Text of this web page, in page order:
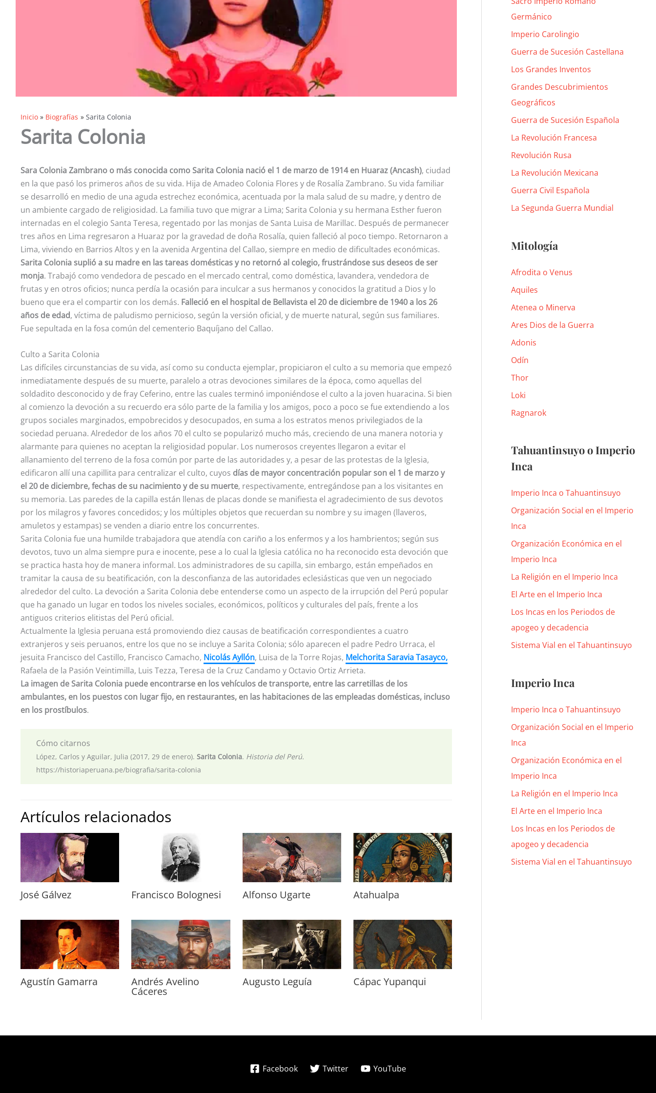
Inicio Biografías Sarita Colonia
Sarita Colonia
Sara Colonia Zambrano o más conocida como Sarita Colonia nació el 1 de marzo de 1914 en Huaraz (Ancash), ciudad
en la que pasó los primeros años de su vida. Hija de Amadeo Colonia Flores y de Rosalía Zambrano. Su vida familiar
se desarrolló en medio de una aguda estrechez económica, acentuada por la mala salud de su madre, y dentro de
un ambiente cargado de religiosidad. La familia tuvo que migrar a Lima; Sarita Colonia y su hermana Esther fueron
internadas en el colegio Santa Teresa, regentado por las monjas de Santa Luisa de Marillac. Después de permanecer
tres años en Lima regresaron a Huaraz por la gravedad de doña Rosalía, quien falleció al poco tiempo. Retornaron a
Lima, viviendo en Barrios Altos y en la avenida Argentina del Callao, siempre en medio de dificultades económicas.
Sarita Colonia suplió a su madre en las tareas domésticas y no retornó al colegio, frustrándose sus deseos de ser
monja. Trabajó como vendedora de pescado en el mercado central, como doméstica, lavandera, vendedora de
frutas y en otros oficios; nunca perdía la ocasión para inculcar a sus hermanos y conocidos la gratitud a Dios y lo
bueno que era el compartir con los demás. Falleció en el hospital de Bellavista el 20 de diciembre de 1940 a los 26
años de edad, víctima de paludismo pernicioso, según la versión oficial, y de muerte natural, según sus familiares.
Fue sepultada en la fosa común del cementerio Baquíjano del Callao.
Culto a Sarita Colonia
Las difíciles circunstancias de su vida, así como su conducta ejemplar, propiciaron el culto a su memoria que empezó
inmediatamente después de su muerte, paralelo a otras devociones similares de la época, como aquellas del
soldadito desconocido y de fray Ceferino, entre las cuales terminó imponiéndose el culto a la joven huaracina. Si bien
al comienzo la devoción a su recuerdo era sólo parte de la familia y los amigos, poco a poco se fue extendiendo a los
grupos sociales marginados, empobrecidos y desocupados, en suma a los estratos menos privilegiados de la
sociedad peruana. Alrededor de los años 70 el culto se popularizó mucho más, creciendo de una manera notoria y
alarmante para quienes no aceptan la religiosidad popular. Los numerosos creyentes llegaron a evitar el
allanamiento del terreno de la fosa común por parte de las autoridades y, a pesar de las protestas de la Iglesia,
edificaron allí una capillita para centralizar el culto, cuyos días de mayor concentración popular son el 1 de marzo y
el 20 de diciembre, fechas de su nacimiento y de su muerte, respectivamente, entregándose pan a los visitantes en
su memoria. Las paredes de la capilla están llenas de placas donde se manifiesta el agradecimiento de sus devotos
por los milagros y favores concedidos; y los múltiples objetos que recuerdan su nombre y su imagen (llaveros,
amuletos y estampas) se venden a diario entre los concurrentes.
Sarita Colonia fue una humilde trabajadora que atendía con cariño a los enfermos y a los hambrientos; según sus
devotos, tuvo un alma siempre pura e inocente, pese a lo cual la Iglesia católica no ha reconocido esta devoción que
se practica hasta hoy de manera informal. Los administradores de su capilla, sin embargo, están empeñados en
tramitar la causa de su beatificación, con la desconfianza de las autoridades eclesiásticas que ven un negociado
alrededor del culto. La devoción a Sarita Colonia debe entenderse como un aspecto de la irrupción del Perú popular
que ha ganado un lugar en todos los niveles sociales, económicos, políticos y culturales del país, frente a los
antiguos criterios elitistas del Perú oficial.
Actualmente la Iglesia peruana está promoviendo diez causas de beatificación correspondientes a cuatro
extranjeros y seis peruanos, entre los que no se incluye a Sarita Colonia; sólo aparecen el padre Pedro Urraca, el
jesuita Francisco del Castillo, Francisco Camacho, Nicolás Ayllón, Luisa de la Torre Rojas, Melchorita Saravia Tasayco,
Rafaela de la Pasión Veintimilla, Luis Tezza, Teresa de la Cruz Candamo y Octavio Ortiz Arrieta.
La imagen de Sarita Colonia puede encontrarse en los vehículos de transporte, entre las carretillas de los
ambulantes, en los puestos con lugar fijo, en restaurantes, en las habitaciones de las empleadas domésticas, incluso
en los prostíbulos.
Cómo citarnos
López, Carlos y Aguilar, Julia (2017, 29 de enero). Sarita Colonia. Historia del Perú.
https://historiaperuana.pe/biografia/sarita-colonia
Artículos relacionados
José Gálvez Francisco Bolognesi Alfonso Ugarte Atahualpa
Agustín Gamarra Andrés Avelino
Cáceres
Augusto Leguía Cápac Yupanqui
Germánico
Imperio Carolingio
Guerra de Sucesión Castellana
Los Grandes Inventos
Grandes Descubrimientos
Geográficos
Guerra de Sucesión Española
La Revolución Francesa
Revolución Rusa
La Revolución Mexicana
Guerra Civil Española
La Segunda Guerra Mundial
Mitología
Afrodita o Venus
Aquiles
Atenea o Minerva
Ares Dios de la Guerra
Adonis
Odín
Thor
Loki
Ragnarok
Tahuantinsuyo o Imperio
Inca
Imperio Inca o Tahuantinsuyo
Organización Social en el Imperio
Inca
Organización Económica en el
Imperio Inca
La Religión en el Imperio Inca
El Arte en el Imperio Inca
Los Incas en los Periodos de
apogeo y decadencia
Sistema Vial en el Tahuantinsuyo
Imperio Inca
Imperio Inca o Tahuantinsuyo
Organización Social en el Imperio
Inca
Organización Económica en el
Imperio Inca
La Religión en el Imperio Inca
El Arte en el Imperio Inca
Los Incas en los Periodos de
apogeo y decadencia
Sistema Vial en el Tahuantinsuyo
Facebook Twitter YouTube